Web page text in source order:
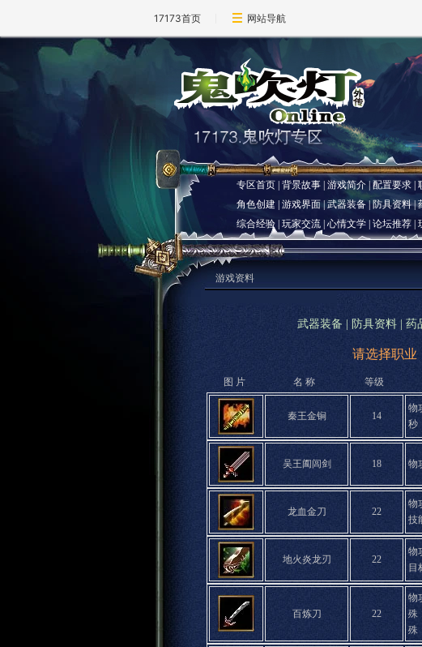
17173首页 网站导航
专区首页 背景故事 游戏简介 配置要求
角色创建 游戏界面| 武器装备|防具资料|
综合经验 玩家交流 心情文学 论坛推荐
游戏资料
武器装备| 防具资料| 药
请选择职业
图 片 名 称 等级
秦王金锏 14
物
秒
吴王阖闾剑 18 物
龙血金刀 22
物
技
地火炎龙刃 22
物
目
百炼刀 22
物
殊
殊